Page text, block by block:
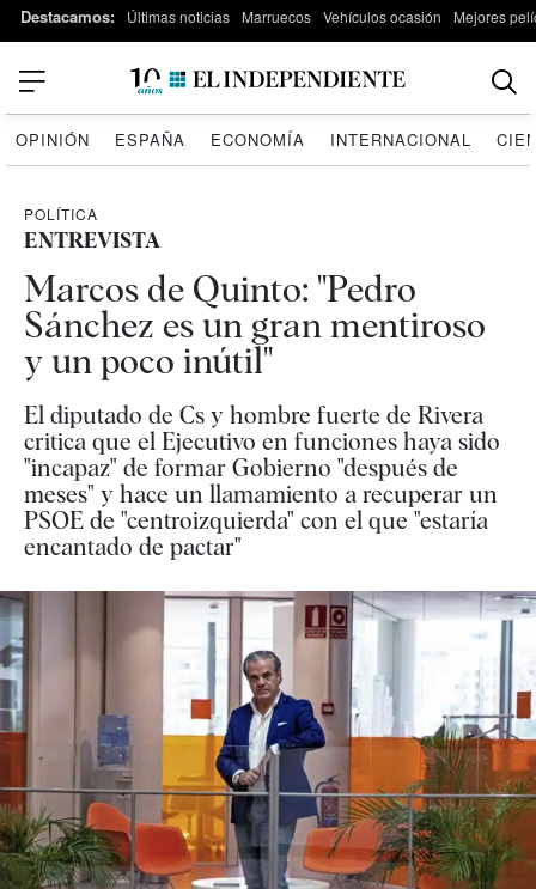
Destacamos: Últimas noticias Marruecos Vehículos ocasión Mejores
OPINIÓN ESPAÑA ECONOMÍA INTERNACIONAL
POLÍTICA
ENTREVISTA
Marcos de Quinto: "Pedro
Sánchez es un gran mentiroso
y un poco inútil"
El diputado de Cs y hombre fuerte de Rivera
critica que el Ejecutivo en funciones haya sido
"incapaz" de formar Gobierno "después de
meses" y hace un llamamiento a recuperar un
PSOE de "centroizquierda" con el que "estaría
encantado de pactar"